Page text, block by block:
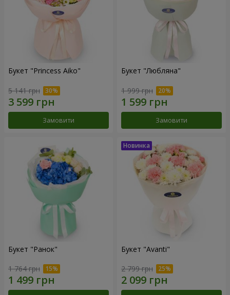
Букет "Princess Aiko"
5 141 грн
Замовити
Букет "Любляна"
1 999 грн
Замовити
Букет "Ранок"
1 764 грн
Букет "Avanti"
2 799 грн